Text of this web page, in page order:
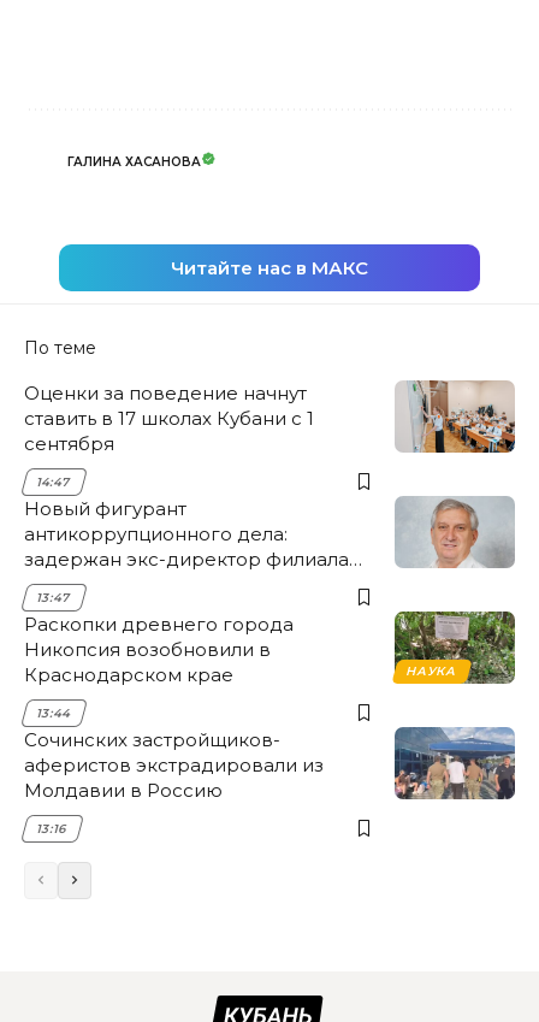
ГАЛИНА ХАСАНОВА
Читайте нас в МАКС
По теме
Оценки за поведение начнут
ставить в 17 школах Кубани с 1
сентября
14:47
Новый фигурант
антикоррупционного дела:
задержан экс-директор филиала
НЭСК Крымска
13:47
НАУКА
Раскопки древнего города
Никопсия возобновили в
Краснодарском крае
13:44
Сочинских застройщиков-
аферистов экстрадировали из
Молдавии в Россию
13:16